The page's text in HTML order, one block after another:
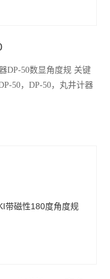
DP-50数显角度规 关键
50，DP-50，丸井计器